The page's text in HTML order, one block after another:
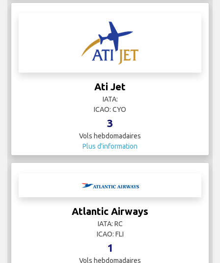
Ati Jet
IATA:
ICAO: CYO
3
Vols hebdomadaires
Plus d'information
Atlantic Airways
IATA: RC
ICAO: FLI
1
Vols hebdomadaires